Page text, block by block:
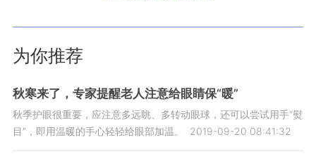
为你推荐
秋寒来了，专家提醒老人注意给眼睛保“暖”
秋季护眼很重要，应注意多远眺、多转动眼球，还可以尝试用手“熨
目”，即用温暖的手心轻轻给眼部加温。
2019-09-20 08:41:32